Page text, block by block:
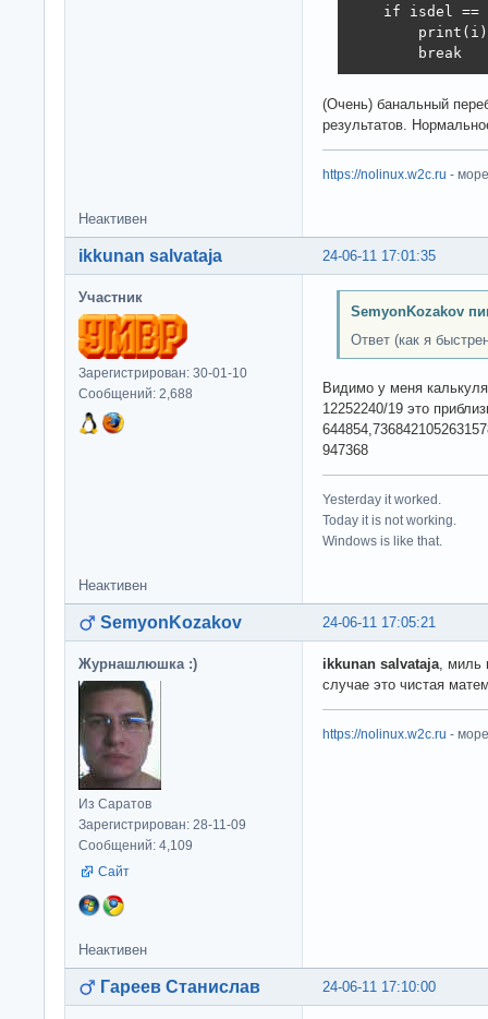
if isdel ==
        print(i)
        break
(Очень) банальный
результатов.
https://nolinux.w2c.ru -
Неактивен
24-06-11 17:01:35
ikkunan salvataja
Участник
Зарегистрирован: 30-01-10
Сообщений: 2,688
SemyonKozakov
Ответ (как я
Видимо у меня
12252240/19 это
947368
Yesterday it worked.
Today it is not working.
Windows is like that.
Неактивен
24-06-11 17:05:21
SemyonKozakov
Журнашлюшка :)
Из Саратов
Зарегистрирован: 28-11-09
Сообщений: 4,109
Сайт
ikkunan salvataja, миль
случае это чистая
https://nolinux.w2c.ru -
Неактивен
24-06-11 17:10:00
Гареев Станислав